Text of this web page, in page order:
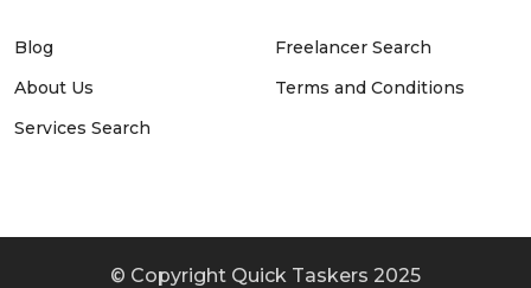
Blog
About Us
Services Search
Freelancer Search
Terms and Conditions
© Copyright Quick Taskers 2025​